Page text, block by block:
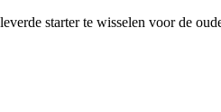
starter te wisselen voor de